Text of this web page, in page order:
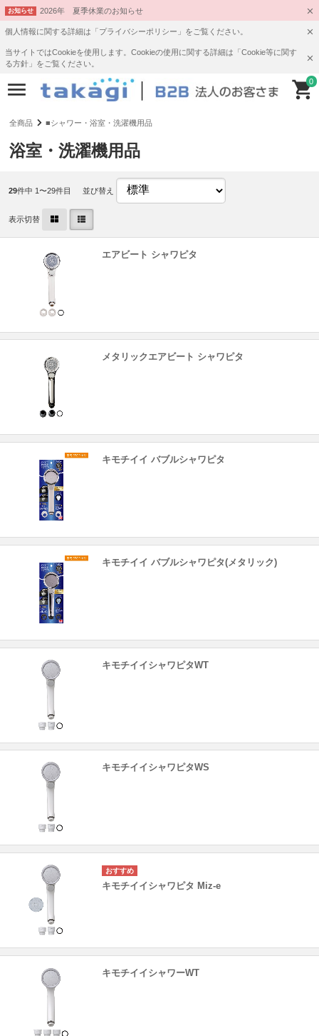
お知らせ 2026年 夏季休業のお知らせ
個人情報に関する詳細は「プライバシーポリシー」をご覧ください。
当サイトではCookieを使用します。Cookieの使用に関する詳細は「Cookie等に関す
る方針」をご覧ください。
0
全商品 ■シャワー・浴室・洗濯機用品
浴室・洗濯機用品
29件中 1〜29件目 並び替え
表示切替
エアビート シャワピタ
メタリックエアビート シャワピタ
キモチイイ バブルシャワピタ
キモチイイ バブルシャワピタ(メタリック)
キモチイイシャワピタWT
キモチイイシャワピタWS
キモチイイシャワピタ Miz-e
キモチイイシャワーWT